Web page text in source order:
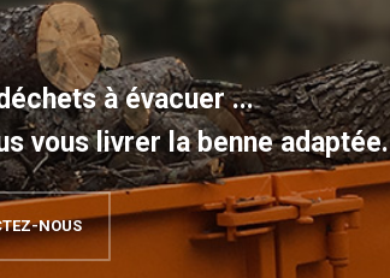
à évacuer ...
vous livrer la benne adaptée.
NOUS